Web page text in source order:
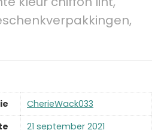
CherieWack033
21 september 2021